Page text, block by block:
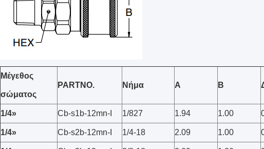
Μέγεθος
σώματος
PARTNO. Νήμα Α Β
1/4» Cb-s1b-12mn-Ι 1/827 1.94 1.00
1/4» Cb-s2b-12mn-Ι 1/4-18 2.09 1.00